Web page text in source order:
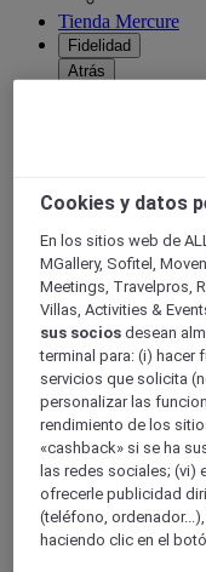
Tienda Mercure
Fidelidad
Atrás
ALL Accor+
15% de
marcas
ÚNETE YA
Más
Cookies y datos
En los sitios web de
MGallery, Sofitel,
Meetings, Travelpros,
Villas, Activities &
sus socios desean
terminal para: (i) hacer
servicios que solicita
personalizar las
rendimiento de los
«cashback» si se ha
las redes sociales; (vi)
ofrecerle publicidad
(teléfono,
haciendo clic en el